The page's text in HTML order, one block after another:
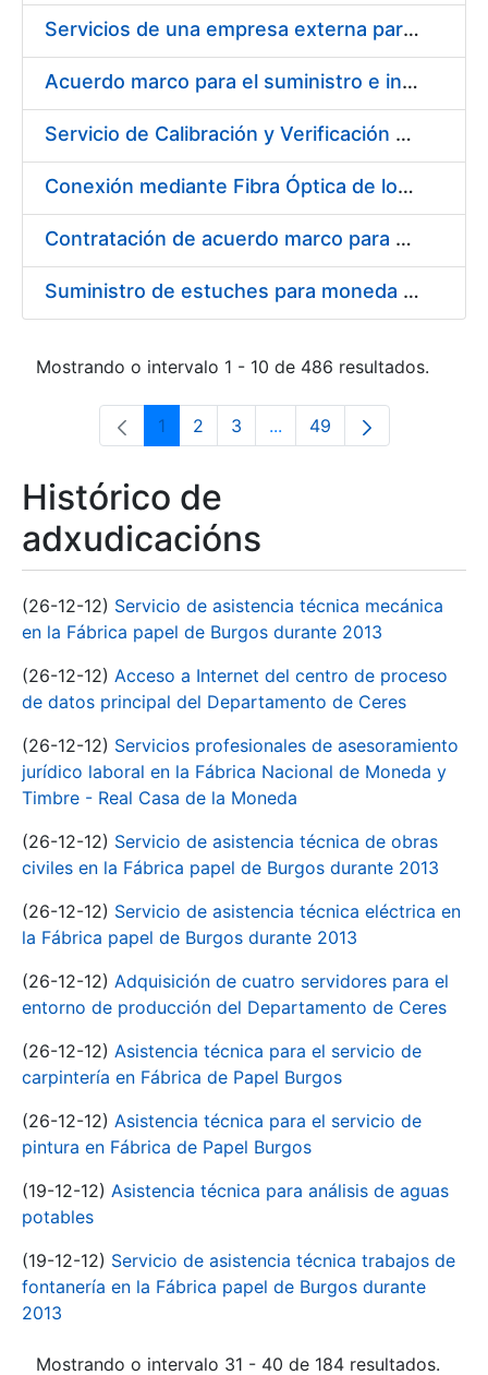
Servicios de una empresa externa para el asesoramiento y resolución de los recursos de alzada que se presentan relacionados con procesos de selección para la FNMT-RCM
Acuerdo marco para el suministro e instalación de persianas, estores y otros complementos
Servicio de Calibración y Verificación Externa de los Equipos de Medición del Servicio de Prevención de la FNMT-RCM
Conexión mediante Fibra Óptica de los Centros de Proceso de Datos (CPDs) de las sedes de la FNMT-RCM de Burgos y Madrid
Contratación de acuerdo marco para el Suministro de Material de Electricidad para la Fábrica Nacional de Moneda y Timbre-Real Casa de la Moneda en su centro de trabajo de Burgos
Suministro de estuches para moneda de 30 €
Mostrando o intervalo 1 - 10 de 486 resultados.
Páxina
1 Páxina
2 Páxina
3 ...Páxinas intermedias Use
Páxina
49
Histórico de
adxudicacións
(26-12-12) Servicio de asistencia técnica mecánica
en la Fábrica papel de Burgos durante 2013
(26-12-12) Acceso a Internet del centro de proceso
de datos principal del Departamento de Ceres
(26-12-12) Servicios profesionales de asesoramiento
jurídico laboral en la Fábrica Nacional de Moneda y
Timbre - Real Casa de la Moneda
(26-12-12) Servicio de asistencia técnica de obras
civiles en la Fábrica papel de Burgos durante 2013
(26-12-12) Servicio de asistencia técnica eléctrica en
la Fábrica papel de Burgos durante 2013
(26-12-12) Adquisición de cuatro servidores para el
entorno de producción del Departamento de Ceres
(26-12-12) Asistencia técnica para el servicio de
carpintería en Fábrica de Papel Burgos
(26-12-12) Asistencia técnica para el servicio de
pintura en Fábrica de Papel Burgos
(19-12-12) Asistencia técnica para análisis de aguas
potables
(19-12-12) Servicio de asistencia técnica trabajos de
fontanería en la Fábrica papel de Burgos durante
2013
Mostrando o intervalo 31 - 40 de 184 resultados.